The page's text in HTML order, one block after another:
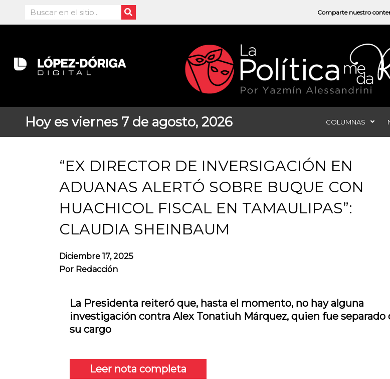
Search Comparte nuestro
Hoy es viernes 7 de agosto, 2026 COLUMNAS
“EX DIRECTOR DE INVERSIGACIÓN EN
ADUANAS ALERTÓ SOBRE BUQUE CON
HUACHICOL FISCAL EN TAMAULIPAS”:
CLAUDIA SHEINBAUM
Diciembre 17, 2025
Por Redacción
La Presidenta reiteró que, hasta el momento, no hay alguna
investigación contra Alex Tonatiuh Márquez, quien fue separado
su cargo
Leer nota completa